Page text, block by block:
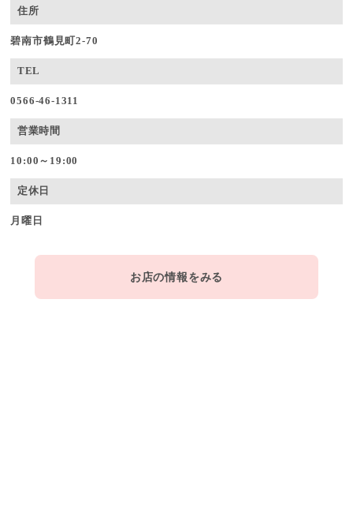
住所
碧南市鶴見町2-70
TEL
0566-46-1311
営業時間
10:00～19:00
定休日
月曜日
お店の情報をみる